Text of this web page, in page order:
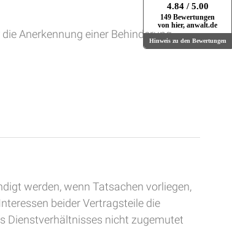
Anerkennung einer Behinderung
werden, wenn Tatsachen vorliegen,
beider Vertragsteile die
Dienstverhältnisses nicht zugemutet
4.84 / 5.00
149 Bewertungen
von hier, anwalt.de
Hinweis zu den Bewertungen